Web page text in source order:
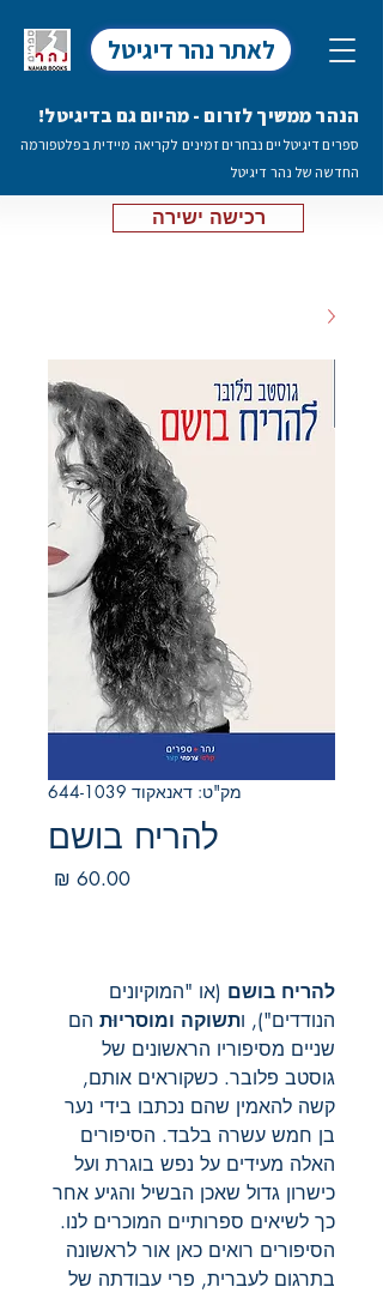
לאתר נהר דיגיטל
הנהר ממשיך לזרום - מהיום גם בדיגיטל!
ספרים דיגיטליים נבחרים זמינים לקריאה מיידית בפלטפורמה
החדשה של נהר דיגיטל
רכישה ישירה
מק"ט: דאנאקוד 644-1039
להריח בושם
להריח בושם (או "המוקיונים
הנודדים"), ותשוקה ומוסריוּת הם
שניים מסיפוריו הראשונים של
גוסטב פלובר. כשקוראים אותם,
קשה להאמין שהם נכתבו בידי נער
בן חמש עשרה בלבד. הסיפורים
האלה מעידים על נפש בוגרת ועל
כישרון גדול שאכן הבשיל והגיע אחר
כך לשיאים ספרותיים המוכרים לנו.
הסיפורים רואים כאן אור לראשונה
בתרגום לעברית, פרי עבודתה של